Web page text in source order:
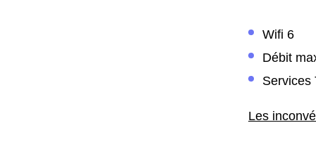
Wifi 6
Débit
Services
Les